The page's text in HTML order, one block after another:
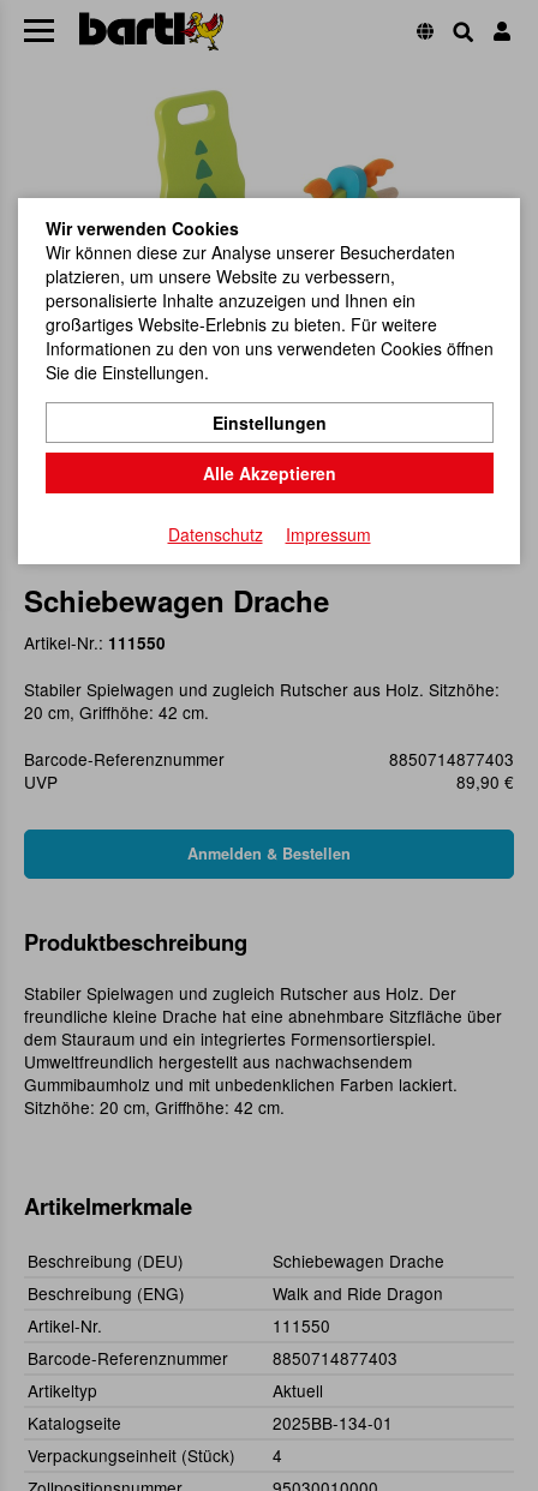
Schiebewagen Drache
Artikel-Nr.: 111550
Stabiler Spielwagen und zugleich Rutscher aus Holz. Sitzhöhe:
20 cm, Griffhöhe: 42 cm.
Barcode-Referenznummer
8850714877403
UVP
89,90 €
Produktbeschreibung
Stabiler Spielwagen und zugleich Rutscher aus Holz. Der
freundliche kleine Drache hat eine abnehmbare Sitzfläche über
dem Stauraum und ein integriertes Formensortierspiel.
Umweltfreundlich hergestellt aus nachwachsendem
Gummibaumholz und mit unbedenklichen Farben lackiert.
Sitzhöhe: 20 cm, Griffhöhe: 42 cm.
Artikelmerkmale
Beschreibung (DEU)
Schiebewagen Drache
Beschreibung (ENG)
Walk and Ride Dragon
Artikel-Nr.
111550
Barcode-Referenznummer
8850714877403
Artikeltyp
Aktuell
Katalogseite
2025BB-134-01
Verpackungseinheit (Stück)
4
Wir verwenden Cookies
Wir können diese zur Analyse unserer Besucherdaten
platzieren, um unsere Website zu verbessern,
personalisierte Inhalte anzuzeigen und Ihnen ein
großartiges Website-Erlebnis zu bieten. Für weitere
Informationen zu den von uns verwendeten Cookies öffnen
Sie die Einstellungen.
Einstellungen
Alle Akzeptieren
Datenschutz Impressum